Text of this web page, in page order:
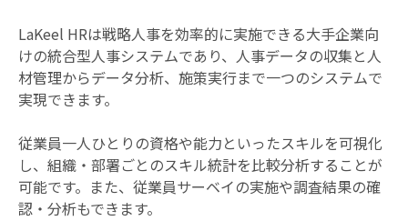
LaKeel HRは戦略人事を効率的に実施できる大手企業向
けの統合型人事システムであり、人事データの収集と人
材管理からデータ分析、施策実行まで一つのシステムで
実現できます。
従業員一人ひとりの資格や能力といったスキルを可視化
し、組織・部署ごとのスキル統計を比較分析することが
可能です。また、従業員サーベイの実施や調査結果の確
認・分析もできます。